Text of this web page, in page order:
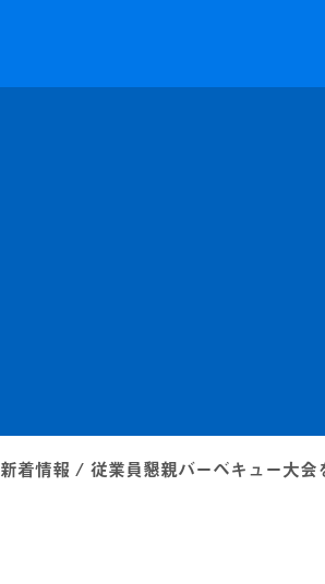
新着情報 従業員懇親バーベキュー大会